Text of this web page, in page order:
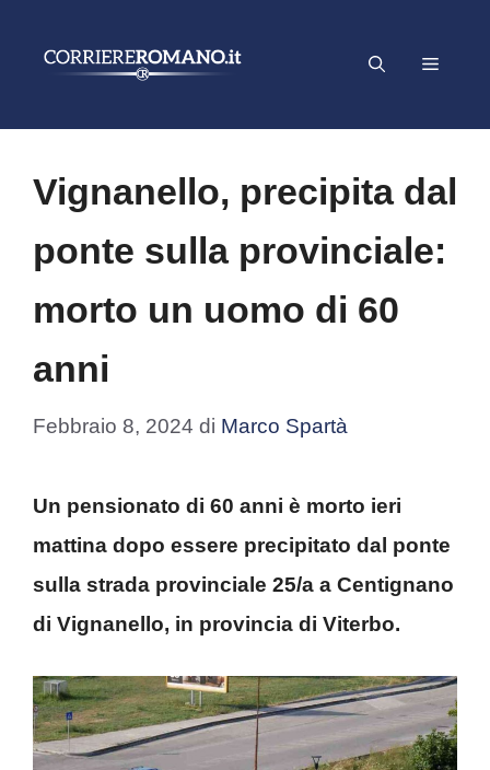
Menu
Vignanello, precipita dal
ponte sulla provinciale:
morto un uomo di 60
anni
Febbraio 8, 2024 di Marco Spartà
Un pensionato di 60 anni è morto ieri
mattina dopo essere precipitato dal ponte
sulla strada provinciale 25/a a Centignano
di Vignanello, in provincia di Viterbo.